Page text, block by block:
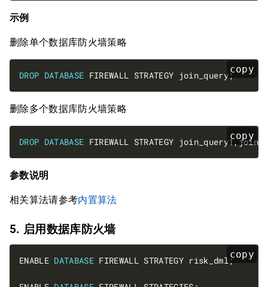
示例
删除单个数据库防火墙策略
copy
DROP DATABASE FIREWALL STRATEGY join_query;
删除多个数据库防火墙策略
copy
DROP DATABASE
参数说明
相关算法请参考内置算法
5. 启用数据库防火墙
copy
ENABLE DATABASE FIREWALL STRATEGY risk_dml;